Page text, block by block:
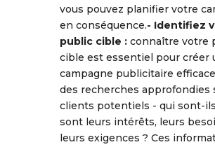
vous pouvez planifier votre
en conséquence.- Identifiez
public cible : connaître votre
cible est essentiel pour créer
campagne publicitaire
des recherches approfondies
clients potentiels - qui sont-
sont leurs intérêts, leurs
leurs exigences ? Ces